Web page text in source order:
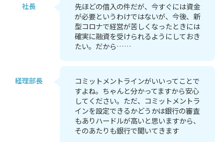
社長
先ほどの借入の件だが、今すぐには資金
が必要というわけではないが、今後、新
型コロナで経営が苦しくなったときには
確実に融資を受けられるようにしておき
たい。だから……
経理部長
コミットメントラインがいいってことで
すよね。ちゃんと分かってますから安心
してください。ただ、コミットメントラ
インを設定できるかどうかは銀行の審査
もありハードルが高いと思いますから、
そのあたりも銀行で聞いてきます